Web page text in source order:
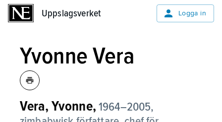
Uppslagsverket Logga in
Yvonne Vera
Vera, Yvonne, 1964–2005,